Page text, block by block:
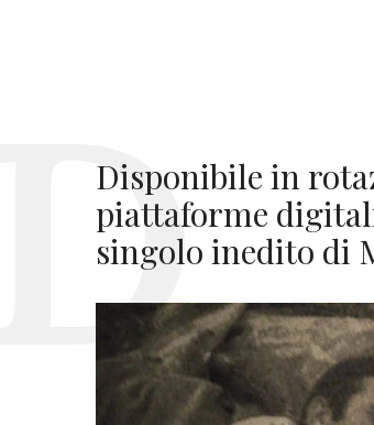
Disponibile in
piattaforme
singolo inedito di